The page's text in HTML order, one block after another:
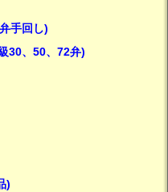
手回し)
30、50、72弁)
)